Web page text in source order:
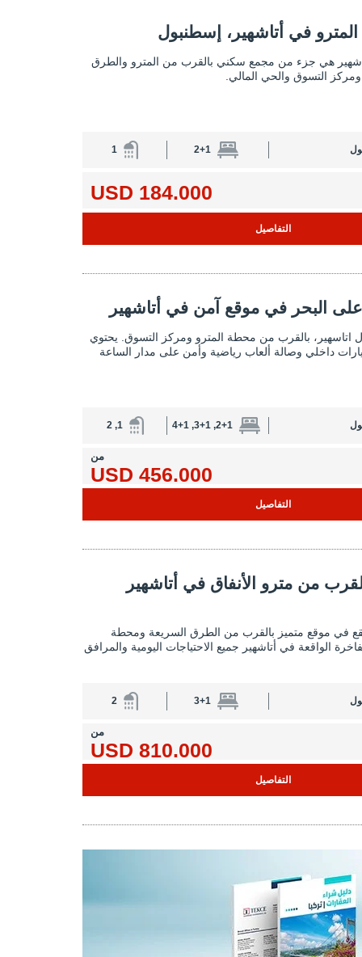
المترو في أتاشهير، إسطنبول 2
في أتاشهير، إسطنبول
هي جزء من مجمع سكني بالقرب من المترو والطرق
التسوق والحي المالي.
2+1
1
184.000 USD
التفاصيل
عقارات مطلة على البحر في موقع آمن في موقع آمن في أتاشهير 2
البحر في موقع آمن في أتاشهير
اتاسهير، بالقرب من محطة المترو ومركز التسوق. يحتوي
داخلي وصالة ألعاب رياضية وأمن على مدار الساعة
2+1, 3+1, 4+1
1, 2
من
456.000 USD
التفاصيل
شقق فاخرة بالقرب من مترو الأنفاق في في أتاشهير إسطنبول 2
من مترو الأنفاق في أتاشهير
في موقع متميز بالقرب من الطرق السريعة ومحطة
الواقعة في أتاشهير جميع الاحتياجات اليومية والمرافق
3+1
2
من
810.000 USD
التفاصيل